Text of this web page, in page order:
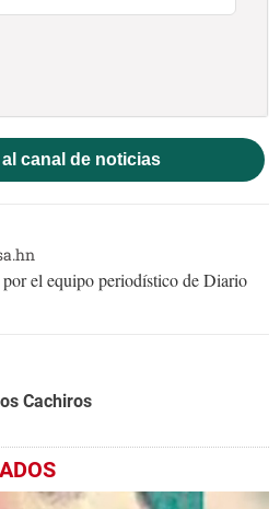
canal de noticias
el equipo periodístico de Diario
Cachiros